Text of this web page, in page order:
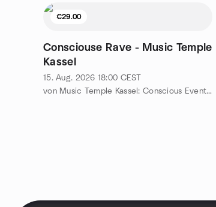
€29.00
Consciouse Rave - Music Temple
Kassel
15. Aug. 2026 18:00 CEST
von Music Temple Kassel: Conscious Events for you